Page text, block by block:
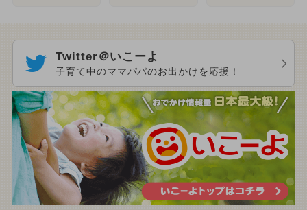
Twitter＠いこーよ
子育て中のママパパのお出かけを応援！